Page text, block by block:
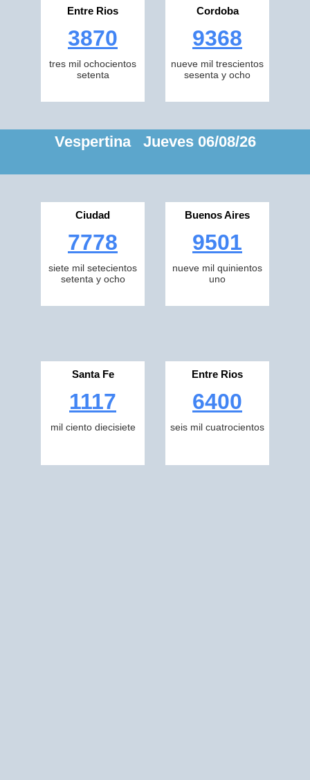
Entre Rios
3870
tres mil ochocientos
setenta
Cordoba
9368
nueve mil trescientos
sesenta y ocho
Vespertina Jueves 06/08/26
Ciudad
7778
siete mil setecientos
setenta y ocho
Buenos Aires
9501
nueve mil quinientos
uno
Santa Fe
1117
mil ciento diecisiete
Entre Rios
6400
seis mil cuatrocientos